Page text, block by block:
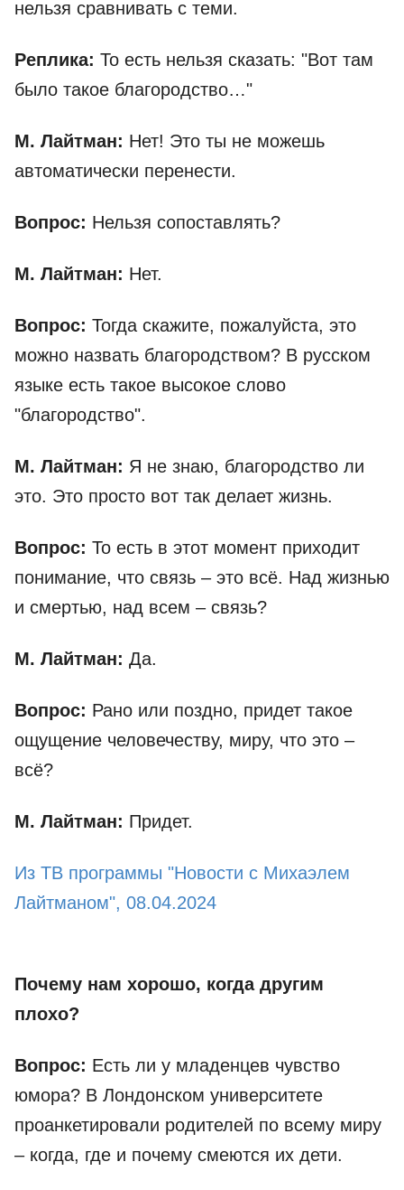
нельзя сравнивать с теми.
Реплика: То есть нельзя сказать: "Вот там
было такое благородство…"
М. Лайтман: Нет! Это ты не можешь
автоматически перенести.
Вопрос: Нельзя сопоставлять?
М. Лайтман: Нет.
Вопрос: Тогда скажите, пожалуйста, это
можно назвать благородством? В русском
языке есть такое высокое слово
"благородство".
М. Лайтман: Я не знаю, благородство ли
это. Это просто вот так делает жизнь.
Вопрос: То есть в этот момент приходит
понимание, что связь – это всё. Над жизнью
и смертью, над всем – связь?
М. Лайтман: Да.
Вопрос: Рано или поздно, придет такое
ощущение человечеству, миру, что это –
всё?
М. Лайтман: Придет.
Из ТВ программы "Новости с Михаэлем
Лайтманом", 08.04.2024
Почему нам хорошо, когда другим
плохо?
Вопрос: Есть ли у младенцев чувство
юмора? В Лондонском университете
проанкетировали родителей по всему миру
– когда, где и почему смеются их дети.